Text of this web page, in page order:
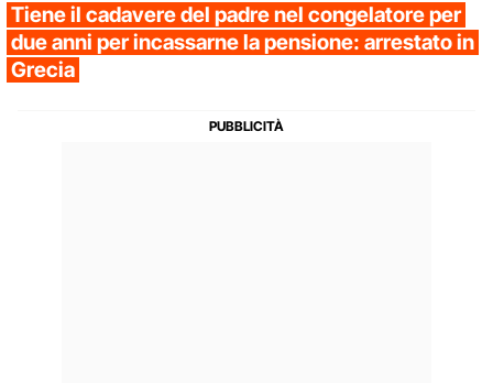
Tiene il cadavere del padre nel congelatore per
due anni per incassarne la pensione: arrestato in
Grecia